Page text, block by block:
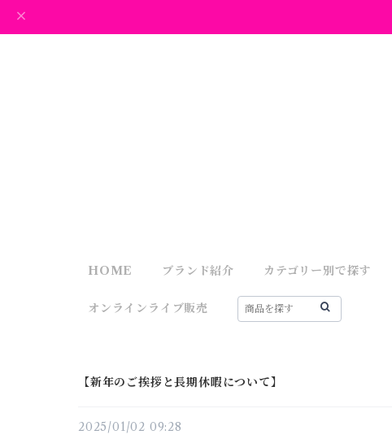
HOME ブランド紹介 カテゴリー別で探す
オンラインライブ販売
【新年のご挨拶と長期休暇について】
2025/01/02 09:28